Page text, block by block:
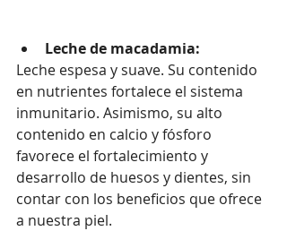
Leche de macadamia:
Leche espesa y suave. Su contenido
en nutrientes fortalece el sistema
inmunitario. Asimismo, su alto
contenido en calcio y fósforo
favorece el fortalecimiento y
desarrollo de huesos y dientes, sin
contar con los beneficios que ofrece
a nuestra piel.